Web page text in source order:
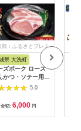
典：ふるさとプレミ
アム
県 大洗町
ズポーク ロース
かつ・ソテー用
(140g×2枚) (
県共通返礼品・茨
産 ) ブランド豚
国産 豚肉 冷凍
かつ ソテー
5.0
額: 6,000 円